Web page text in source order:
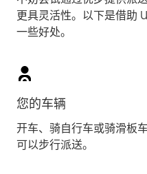
更具灵活性。以下是借助
一些好处。
您的车辆
开车、骑自行车或骑滑板
可以步行派送。